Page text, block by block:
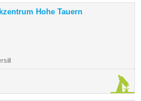
Hohe Tauern